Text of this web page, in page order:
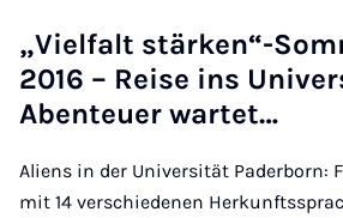
„Viel­falt stärken“-
2016 – Re­ise ins
Aben­teuer war­tet…
Aliens in der Universität Paderborn:
mit 14 verschiedenen